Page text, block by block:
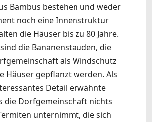
Bambus bestehen und weder
noch eine Innenstruktur
die Häuser bis zu 80 Jahre.
die Bananenstauden, die
als Windschutz
Häuser gepflanzt werden. Als
Detail erwähnte
die Dorfgemeinschaft nichts
unternimmt, die sich